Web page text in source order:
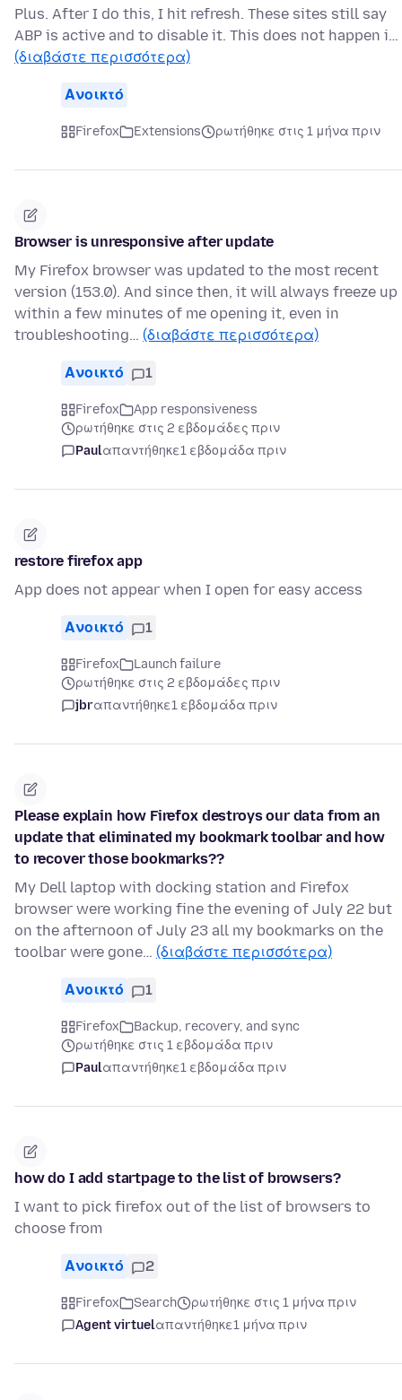
Plus. After I do this, I hit refresh. These sites still say
ABP is active and to disable it. This does not happen i…
(διαβάστε περισσότερα)
Ανοικτό
Firefox Extensions ρωτήθηκε στις 1 μήνα πριν
Browser is unresponsive after update
My Firefox browser was updated to the most recent
version (153.0). And since then, it will always freeze up
within a few minutes of me opening it, even in
troubleshooting… (διαβάστε περισσότερα)
Ανοικτό 1
Firefox
App responsiveness
ρωτήθηκε στις 2 εβδομάδες πριν
Paulαπαντήθηκε1 εβδομάδα πριν
restore firefox app
App does not appear when I open for easy access
Ανοικτό 1
Firefox
Launch failure
ρωτήθηκε στις 2 εβδομάδες πριν
jbrαπαντήθηκε1 εβδομάδα πριν
Please explain how Firefox destroys our data from an
update that eliminated my bookmark toolbar and how
to recover those bookmarks??
My Dell laptop with docking station and Firefox
browser were working fine the evening of July 22 but
on the afternoon of July 23 all my bookmarks on the
toolbar were gone… (διαβάστε περισσότερα)
Ανοικτό 1
Firefox
Backup, recovery, and sync
ρωτήθηκε στις 1 εβδομάδα πριν
Paulαπαντήθηκε1 εβδομάδα πριν
how do I add startpage to the list of browsers?
I want to pick firefox out of the list of browsers to
choose from
Ανοικτό 2
Firefox Search
ρωτήθηκε στις 1 μήνα πριν
Agent virtuelαπαντήθηκε1 μήνα πριν